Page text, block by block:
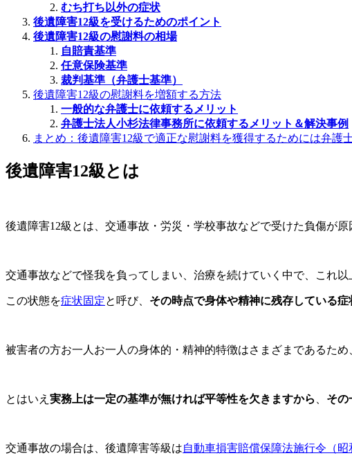
むち打ち以外の症状
後遺障害12級を受けるためのポイント
後遺障害12級の慰謝料の相場
自賠責基準
任意保険基準
裁判基準（弁護士基準）
後遺障害12級の慰謝料を増額する方法
一般的な弁護士に依頼するメリット
弁護士法人小杉法律事務所に依頼するメリット＆解決事例
まとめ：後遺障害12級で適正な慰謝料を獲得するためには弁護
後遺障害12級とは
後遺障害12級とは、交通事故・労災・学校事故などで受けた負傷が原
交通事故などで怪我を負ってしまい、治療を続けていく中で、これ
この状態を症状固定と呼び、 その時点で身体や精神に残存している
被害者の方お一人お一人の身体的・精神的特徴はさまざまであるた
とはいえ 実務上は一定の基準が無ければ平等性を欠きますから その
交通事故の場合は、後遺障害等級は自動車損害賠償保障法施行令（昭